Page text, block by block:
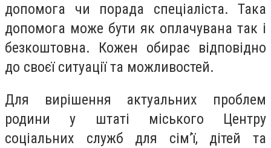
допомога чи порада спеціаліста. Така
допомога може бути як оплачувана так і
безкоштовна. Кожен обирає відповідно
до своєї ситуації та можливостей.
Для вирішення актуальних проблем
родини у штаті міського Центру
соціальних служб для сім’ї, дітей та